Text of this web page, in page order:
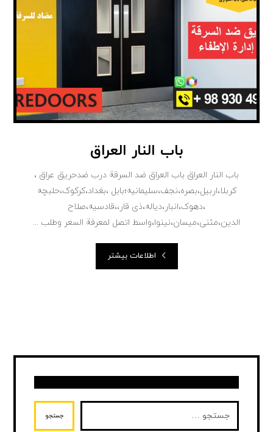
باب النار العراق
باب النار العراق باب العراق ضد السرقة درب ضدحریق عراق ،
کربلا،اربیل،بصره،نجف،سلیمانیه؛بابل ،بغداد،کرکوک،حلبچه
،دهوک،انبار،دیاله،ذی قار،،قادسیه،صلاح
الدین،مثنی،میسان،نینوا،واسط اتصل لمعرفة السعر وطلب ...
اطلاعات بیشتر
جستجو